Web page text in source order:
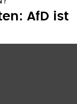
AfD ist